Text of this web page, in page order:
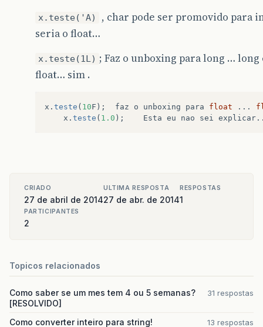
x.teste('A)
, char pode ser promovido para
seria o float…
x.teste(1L) ; Faz o unboxing para long …
float… sim .
x . teste ( 10F ); faz o unboxing para float ...
x . teste ( 1.0 ); Esta eu nao sei explicar
CRIADO
27 de abril de 2014
ULTIMA RESPOSTA
27 de abr. de 2014
RESPOSTAS
1
PARTICIPANTES
2
Topicos relacionados
Como saber se um mes tem 4 ou 5 semanas?
[RESOLVIDO]
31 respostas
Como converter inteiro para string! 13 respostas